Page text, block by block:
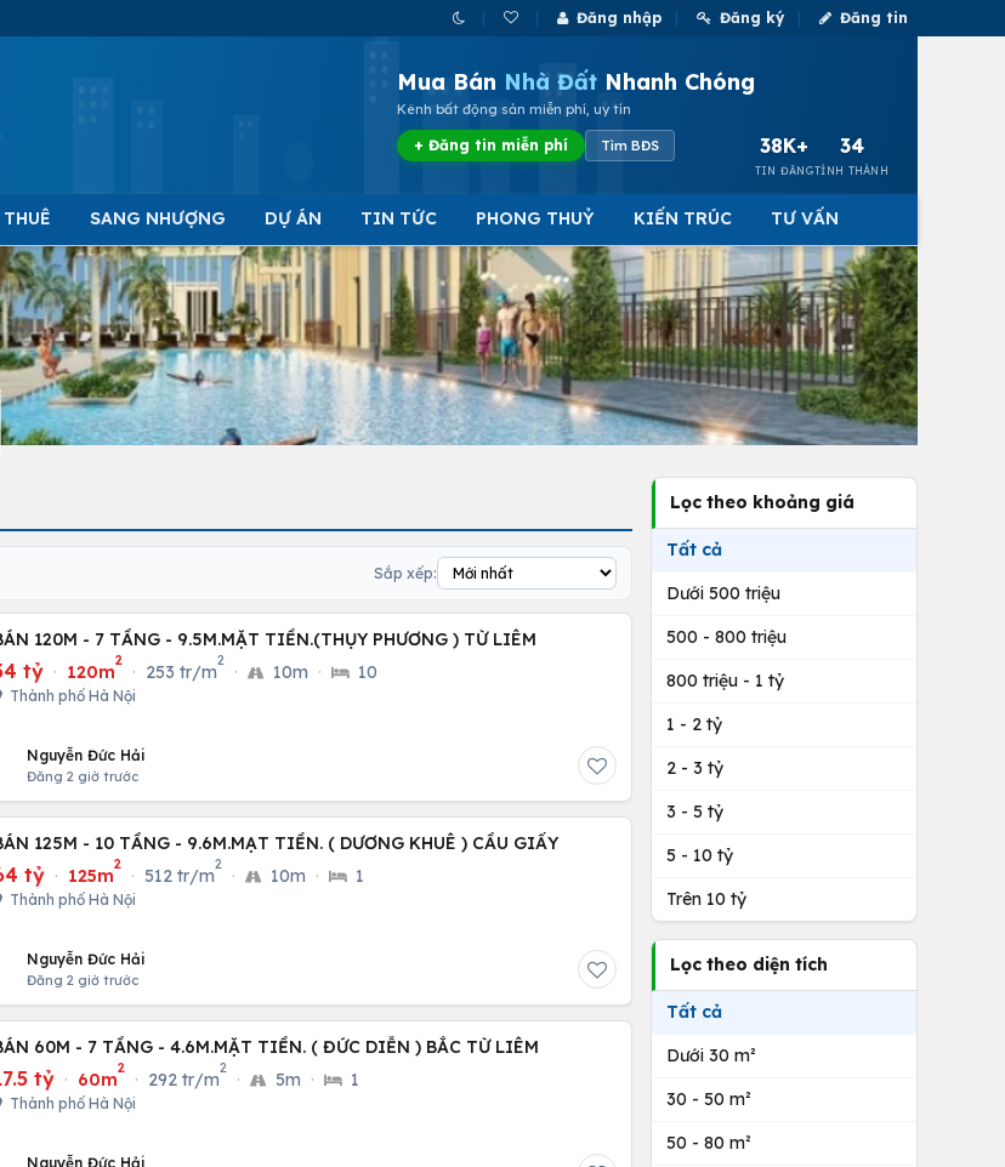
Đăng nhập Đăng ký Đăng tin
Mua Bán Nhà Đất Nhanh Chóng
Kênh bất động sản miễn phí, uy tín
+ Đăng tin miễn phí Tìm BĐS 38K+
TIN ĐĂNG
34
TỈNH THÀNH
SANG NHƯỢNG DỰ ÁN TIN TỨC PHONG THUỶ KIẾN TRÚC TƯ VẤN
Sắp xếp:
120M - 7 TẦNG - 9.5M.MẶT TIỀN.(THỤY PHƯƠNG ) TỪ LIÊM
tỷ · 120m
2
· 253 tr/m
2
· 10m · 10
Thành phố Hà Nội
Nguyễn Đức Hải
Đăng 2 giờ trước
125M - 10 TẦNG - 9.6M.MẠT TIỀN. ( DƯƠNG KHUÊ ) CẦU GIẤY
tỷ · 125m
2
· 512 tr/m
2
· 10m · 1
Thành phố Hà Nội
Nguyễn Đức Hải
Đăng 2 giờ trước
60M - 7 TẦNG - 4.6M.MẶT TIỀN. ( ĐỨC DIỄN ) BẮC TỪ LIÊM
tỷ · 60m
2
· 292 tr/m
2
· 5m · 1
Thành phố Hà Nội
Nguyễn Đức Hải
Lọc theo khoảng giá
Tất cả
Dưới 500 triệu
500 - 800 triệu
800 triệu - 1 tỷ
1 - 2 tỷ
2 - 3 tỷ
3 - 5 tỷ
5 - 10 tỷ
Trên 10 tỷ
Lọc theo diện tích
Tất cả
Dưới 30 m²
30 - 50 m²
50 - 80 m²